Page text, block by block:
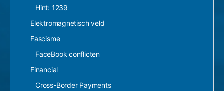
Hint: 1239
Elektromagnetisch veld
Fascisme
FaceBook conflicten
Financial
Cross-Border Payments